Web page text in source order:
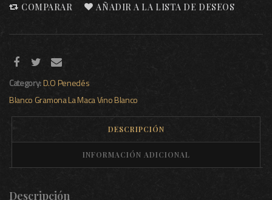
COMPARAR AÑADIR A LA LISTA DE DESEOS
Category:D.O Penedés
Blanco GramonaLa MacaVino Blanco
DESCRIPCIÓN
INFORMACIÓN ADICIONAL
Descripción